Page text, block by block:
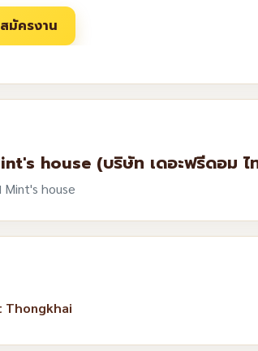
house (บริษัท เดอะฟรีดอม
house
Thongkhai